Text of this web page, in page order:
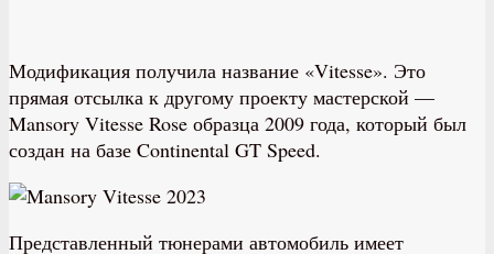
Модификация получила название «Vitesse». Это
прямая отсылка к другому проекту мастерской —
Mansory Vitesse Rose образца 2009 года, который был
создан на базе Continental GT Speed.
Представленный тюнерами автомобиль имеет